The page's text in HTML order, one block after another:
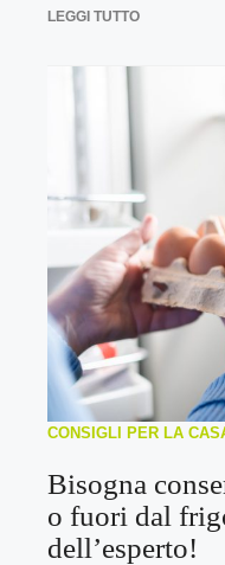
LEGGI TUTTO
CONSIGLI PER LA
Bisogna
o fuori dal
dell’esperto!